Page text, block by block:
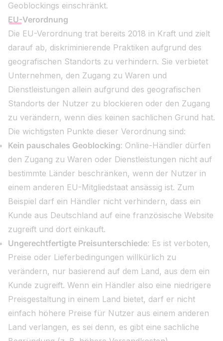
Geoblockings einschränkt.
EU-Verordnung
Die EU-Verordnung trat bereits 2018 in Kraft und zielt
darauf ab, diskriminierende Praktiken aufgrund des
geografischen Standorts zu verhindern. Sie verbietet
Unternehmen, den Zugang zu Waren und
Dienstleistungen allein aufgrund des geografischen
Standorts der Nutzer zu blockieren oder den Zugang
zu verändern, wenn dies keinen sachlichen Grund hat.
Die wichtigsten Punkte dieser Verordnung sind:
Kein pauschales Geoblocking: Online-Händler dürfen
den Zugang zu Waren oder Dienstleistungen nicht auf
bestimmte Länder beschränken, wenn der Nutzer in
einem anderen EU-Mitgliedstaat ansässig ist. Zum
Beispiel darf ein Händler nicht verhindern, dass ein
Kunde aus Deutschland auf eine französische Website
zugreift und dort einkauft.
Ungerechtfertigte Preisunterschiede: Es ist verboten,
Preise oder Lieferbedingungen willkürlich zu
verändern, nur basierend auf dem Land, aus dem ein
Kunde zugreift. Wenn ein Händler also eine niedrigere
Preisgestaltung in einem Land bietet, darf er nicht
einfach höhere Preise für Nutzer aus einem anderen
Land verlangen, es sei denn, es gibt eine sachliche